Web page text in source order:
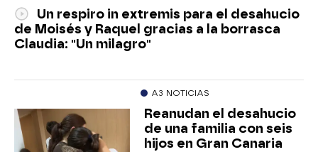
Un respiro in extremis para el desahucio
de Moisés y Raquel gracias a la borrasca
Claudia: "Un milagro"
A3 NOTICIAS
Reanudan el desahucio
de una familia con seis
hijos en Gran Canaria